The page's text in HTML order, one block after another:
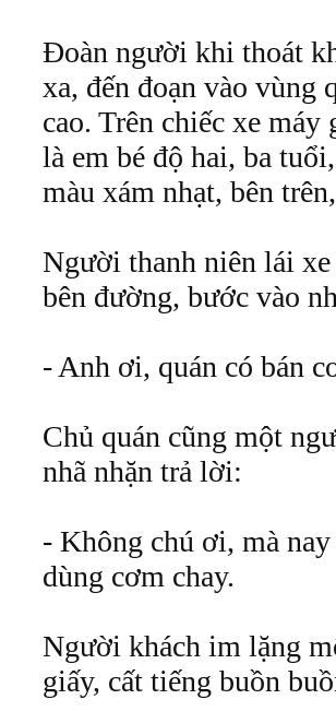
Đoàn người khi thoát
xa, đến đoạn vào vùng
cao. Trên chiếc xe
là em bé độ hai, ba
màu xám nhạt, bên
Người thanh niên lái
bên đường, bước vào
- Anh ơi, quán có bán
Chủ quán cũng một
nhã nhặn trả lời:
- Không chú ơi, mà
dùng cơm chay.
Người khách im lặng
giấy, cất tiếng buồn